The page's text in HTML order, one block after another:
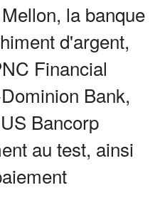
la banque
d'argent,
Financial
Bank,
Bancorp
au test, ainsi